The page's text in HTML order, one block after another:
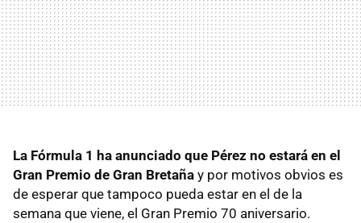
La Fórmula 1 ha anunciado que Pérez no estará en el
Gran Premio de Gran Bretaña y por motivos obvios es
de esperar que tampoco pueda estar en el de la
semana que viene, el Gran Premio 70 aniversario.